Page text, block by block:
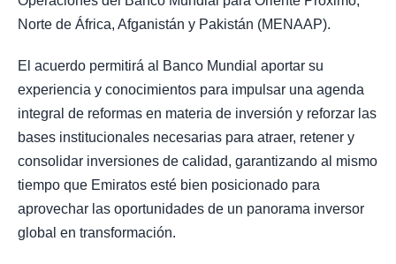
Norte de África, Afganistán y Pakistán (MENAAP).
El acuerdo permitirá al Banco Mundial aportar su
experiencia y conocimientos para impulsar una agenda
integral de reformas en materia de inversión y reforzar las
bases institucionales necesarias para atraer, retener y
consolidar inversiones de calidad, garantizando al mismo
tiempo que Emiratos esté bien posicionado para
aprovechar las oportunidades de un panorama inversor
global en transformación.